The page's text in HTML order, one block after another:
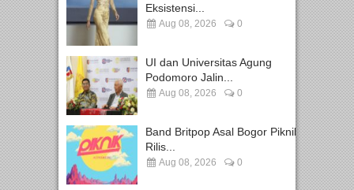
Eksistensi...
Aug 08, 2026 0
UI dan Universitas Agung
Podomoro Jalin...
Aug 08, 2026 0
Band Britpop Asal Bogor Piknik
Rilis...
Aug 08, 2026 0